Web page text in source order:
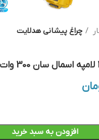
چراغ پیشانی هدلایت
افزودن به سبد خرید